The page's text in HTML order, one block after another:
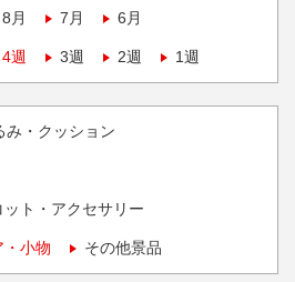
8月 7月 6月
4週 3週 2週 1週
み・クッション
ト・アクセサリー
小物 その他景品